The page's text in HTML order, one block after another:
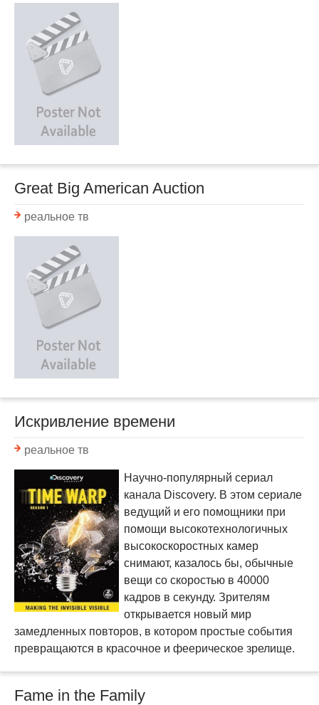
Great Big American Auction
реальное тв
Искривление времени
реальное тв
Научно-популярный сериал
канала Discovery. В этом сериале
ведущий и его помощники при
помощи высокотехнологичных
высокоскоростных камер
снимают, казалось бы, обычные
вещи со скоростью в 40000
кадров в секунду. Зрителям
открывается новый мир
замедленных повторов, в котором простые события
превращаются в красочное и феерическое зрелище.
Fame in the Family